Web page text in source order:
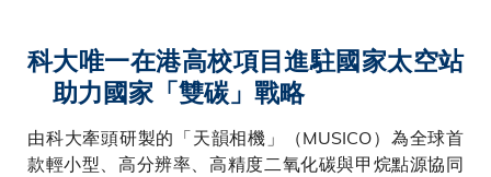
科大唯一在港高校項目進駐國家太空站
助力國家「雙碳」戰略
由科大牽頭研製的「天韻相機」（MUSICO）為全球首
款輕小型、高分辨率、高精度二氧化碳與甲烷點源協同